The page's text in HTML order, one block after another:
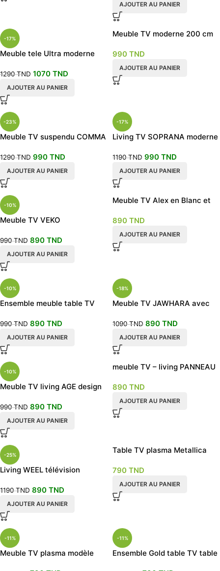
AJOUTER AU PANIER
-17%
Meuble tele Ultra moderne
1290TND 1070 TND
AJOUTER AU PANIER
Meuble TV moderne 200 cm
990 TND
AJOUTER AU PANIER
-23%
Meuble TV suspendu COMMA
1290TND 990 TND
AJOUTER AU PANIER
-17%
Living TV SOPRANA moderne
1190TND 990 TND
AJOUTER AU PANIER
-10%
Meuble TV VEKO
990TND 890 TND
AJOUTER AU PANIER
Meuble TV Alex en Blanc et
890 TND
AJOUTER AU PANIER
-10%
Ensemble meuble table TV
990TND 890 TND
AJOUTER AU PANIER
-18%
Meuble TV JAWHARA avec
1090TND 890 TND
AJOUTER AU PANIER
-10%
Meuble TV living AGE design
990TND 890 TND
AJOUTER AU PANIER
meuble TV – living PANNEAU
890 TND
AJOUTER AU PANIER
-25%
Living WEEL télévision
1190TND 890 TND
AJOUTER AU PANIER
Table TV plasma Metallica
790 TND
AJOUTER AU PANIER
-11%
Meuble TV plasma modèle
-11%
Ensemble Gold table TV table